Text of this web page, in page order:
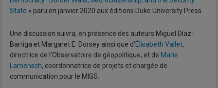
State » paru en janvier 2020 aux éditions Duke University Press.
Une discussion suivra, en présence des auteurs Miguel Díaz-
Barriga et Margaret E. Dorsey ainsi que d’Élisabeth Vallet,
directrice de l'Observatoire de géopolitique, et de Marie
Lamensch, coordonnatrice de projets et chargée de
communication pour le MIGS.